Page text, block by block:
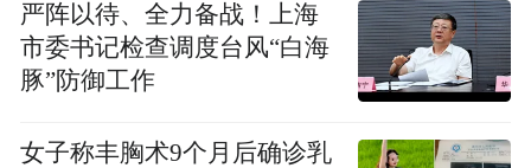
严阵以待、全力备战！上海
市委书记检查调度台风“白海
豚”防御工作
女子称丰胸术9个月后确诊乳